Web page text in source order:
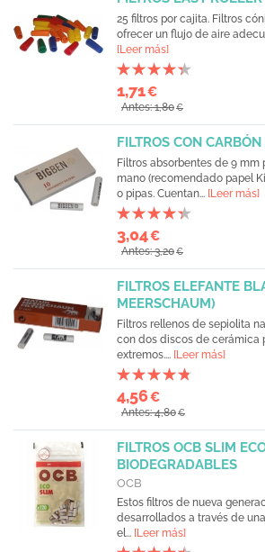
25 filtros por cajita. Filtros
ofrecer un flujo de aire
[Leer más]
1,71€
Antes: 1,80€
FILTROS CON
Filtros absorbentes de 9 mm
mano (recomendado papel
o pipas. Cuentan... [Leer más]
3,04€
Antes: 3,20€
FILTROS ELEFANTE
MEERSCHAUM)
Filtros rellenos de sepiolita
con dos discos de cerámica
extremos.... [Leer más]
4,56€
Antes: 4,80€
FILTROS OCB SLIM
BIODEGRADABLES
OCB
Estos filtros de nueva
desarrollados a través de
el... [Leer más]